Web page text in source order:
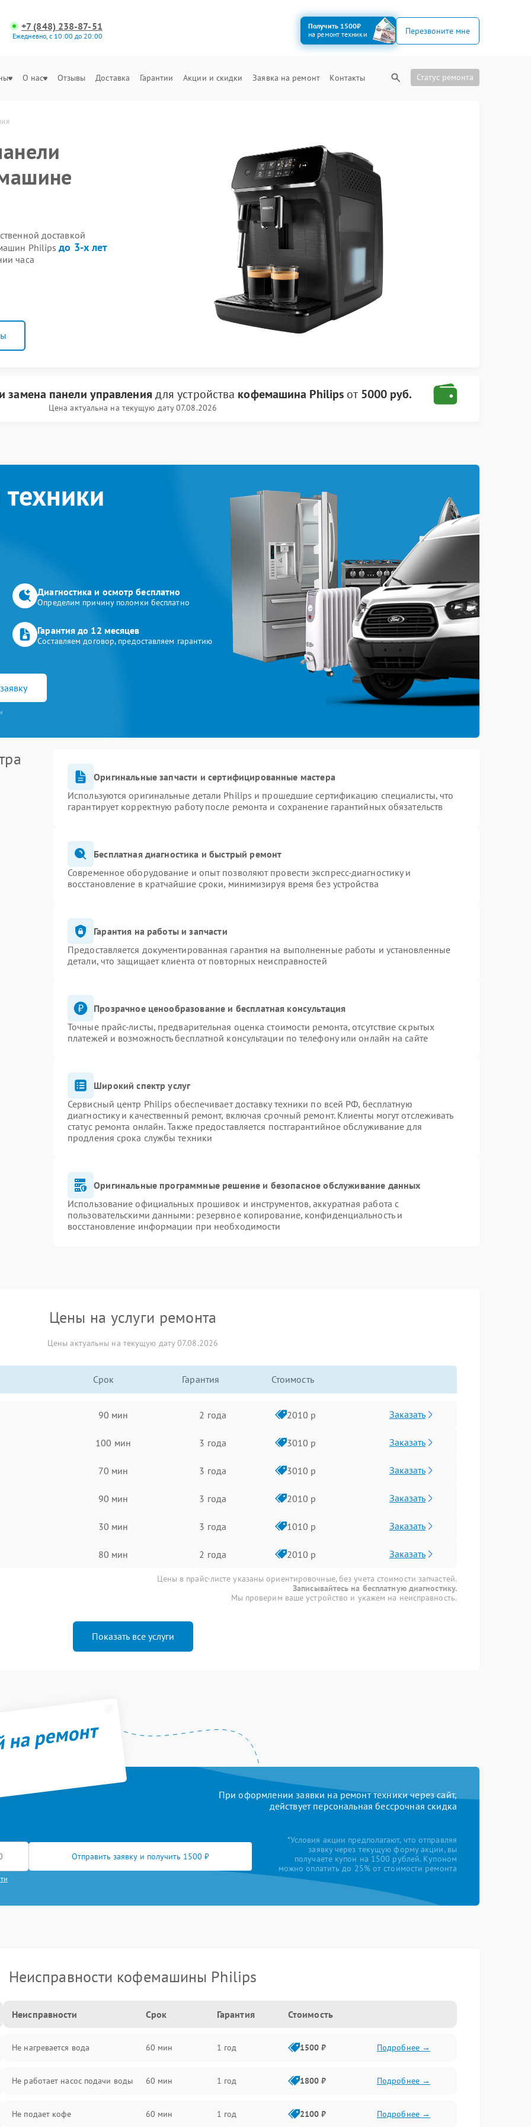
+7 (848) 238-87-51
Ежедневно, с 10:00 до 20:00
Получить 1500₽
на ремонт техники
Перезвоните мне
О нас Отзывы Доставка Гарантии Акции и скидки Заявка на ремонт Контакты Статус ремонта
доставкой
Philipsдо 3-х лет
часа
замена панели управления для устройства кофемашина Philips от 5000 руб.
Цена актуальна на текущую дату 07.08.2026
Диагностика и осмотр бесплатно
Определим причину поломки бесплатно
Гарантия до 12 месяцев
Составляем договор, предоставляем гарантию
Оригинальные запчасти и сертифицированные мастера
Используются оригинальные детали Philips и прошедшие сертификацию специалисты, что
гарантирует корректную работу после ремонта и сохранение гарантийных обязательств
Бесплатная диагностика и быстрый ремонт
Современное оборудование и опыт позволяют провести экспресс-диагностику и
восстановление в кратчайшие сроки, минимизируя время без устройства
Гарантия на работы и запчасти
Предоставляется документированная гарантия на выполненные работы и установленные
детали, что защищает клиента от повторных неисправностей
Прозрачное ценообразование и бесплатная консультация
Точные прайс-листы, предварительная оценка стоимости ремонта, отсутствие скрытых
платежей и возможность бесплатной консультации по телефону или онлайн на сайте
Широкий спектр услуг
Сервисный центр Philips обеспечивает доставку техники по всей РФ, бесплатную
диагностику и качественный ремонт, включая срочный ремонт. Клиенты могут отслеживать
статус ремонта онлайн. Также предоставляется постгарантийное обслуживание для
продления срока службы техники
Оригинальные программные решение и безопасное обслуживание данных
Использование официальных прошивок и инструментов, аккуратная работа с
пользовательскими данными: резервное копирование, конфиденциальность и
восстановление информации при необходимости
Цены на услуги ремонта
Цены актуальны на текущую дату 07.08.2026
Срок Гарантия Стоимость
90 мин 2 года 2010 р Заказать
100 мин 3 года 3010 р Заказать
70 мин 3 года 3010 р Заказать
90 мин 3 года 2010 р Заказать
30 мин 3 года 1010 р Заказать
80 мин 2 года 2010 р Заказать
Цены в прайс-листе указаны ориентировочные, без учета стоимости запчастей.
Записывайтесь на бесплатную диагностику.
Мы проверим ваше устройство и укажем на неисправность.
Показать все услуги
ремонт
При оформлении заявки на ремонт техники через сайт,
действует персональная бессрочная скидка
Отправить заявку и получить 1500 ₽
*Условия акции предполагают, что отправляя
заявку через текущую форму акции, вы
получаете купон на 1500 рублей. Купоном
можно оплатить до 25% от стоимости ремонта
Неисправности кофемашины Philips
Неисправности Срок Гарантия Стоимость
Не нагревается вода 60 мин 1 год 1500 ₽ Подробнее →
Не работает насос подачи воды 60 мин 1 год 1800 ₽ Подробнее →
Не подает кофе 60 мин 1 год 2100 ₽ Подробнее →